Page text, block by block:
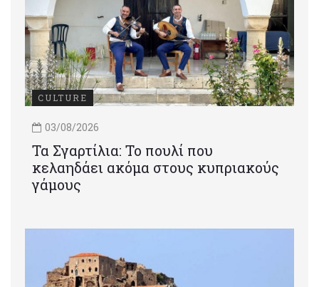
CULTURE
03/08/2026
Τα Σγαρτίλια: Το πουλί που
κελαηδάει ακόμα στους κυπριακούς
γάμους